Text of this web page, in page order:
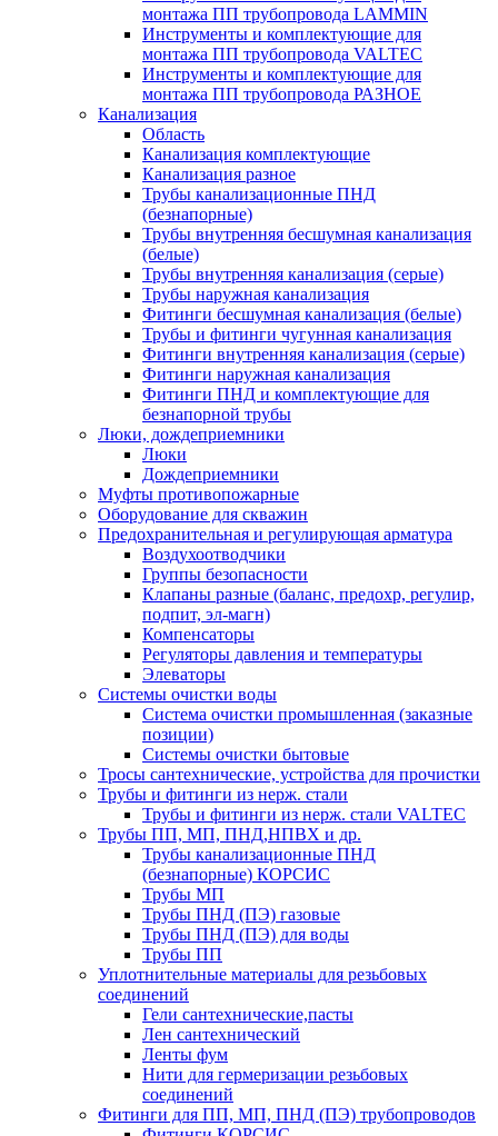
монтажа ПП трубопровода LAMMIN
Инструменты и комплектующие для
монтажа ПП трубопровода VALTEC
Инструменты и комплектующие для
монтажа ПП трубопровода РАЗНОЕ
Канализация
Область
Канализация комплектующие
Канализация разное
Трубы канализационные ПНД
(безнапорные)
Трубы внутренняя бесшумная канализация
(белые)
Трубы внутренняя канализация (серые)
Трубы наружная канализация
Фитинги бесшумная канализация (белые)
Трубы и фитинги чугунная канализация
Фитинги внутренняя канализация (серые)
Фитинги наружная канализация
Фитинги ПНД и комплектующие для
безнапорной трубы
Люки, дождеприемники
Люки
Дождеприемники
Муфты противопожарные
Оборудование для скважин
Предохранительная и регулирующая арматура
Воздухоотводчики
Группы безопасности
Клапаны разные (баланс, предохр, регулир,
подпит, эл-магн)
Компенсаторы
Регуляторы давления и температуры
Элеваторы
Системы очистки воды
Система очистки промышленная (заказные
позиции)
Системы очистки бытовые
Тросы сантехнические, устройства для прочистки
Трубы и фитинги из нерж. стали
Трубы и фитинги из нерж. стали VALTEC
Трубы ПП, МП, ПНД,НПВХ и др.
Трубы канализационные ПНД
(безнапорные) КОРСИС
Трубы МП
Трубы ПНД (ПЭ) газовые
Трубы ПНД (ПЭ) для воды
Трубы ПП
Уплотнительные материалы для резьбовых
соединений
Гели сантехнические,пасты
Лен сантехнический
Ленты фум
Нити для гермеризации резьбовых
соединений
Фитинги для ПП, МП, ПНД (ПЭ) трубопроводов